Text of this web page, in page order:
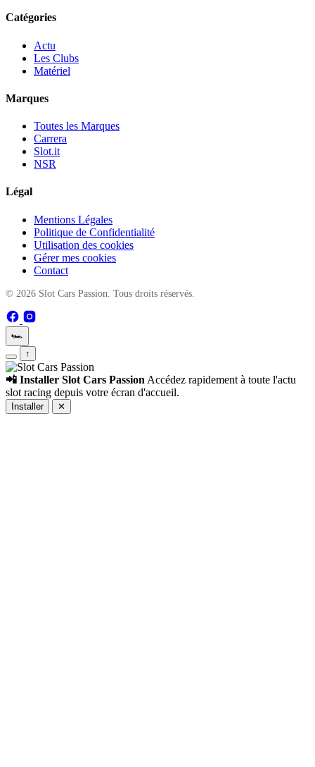
Catégories
Actu
Les Clubs
Matériel
Marques
Toutes les Marques
Carrera
Slot.it
NSR
Légal
Mentions Légales
Politique de Confidentialité
Utilisation des cookies
Gérer mes cookies
Contact
© 2026 Slot Cars Passion. Tous droits réservés.
🏎️
↑
📲 Installer Slot Cars Passion Accédez rapidement à toute l'actu
slot racing depuis votre écran d'accueil.
Installer ✕